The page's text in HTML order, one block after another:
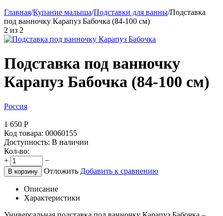
Главная/Купание малыша/Подставки для ванны/Подставка
под ванночку Карапуз Бабочка (84-100 см)
2 из 2
Подставка под ванночку
Карапуз Бабочка (84-100 см)
Россия
1 650 Р
Код товара: 00060155
Доступность: В наличии
Кол-во:
+
−
В корзину Отложить Добавить к сравнению
Описание
Характеристики